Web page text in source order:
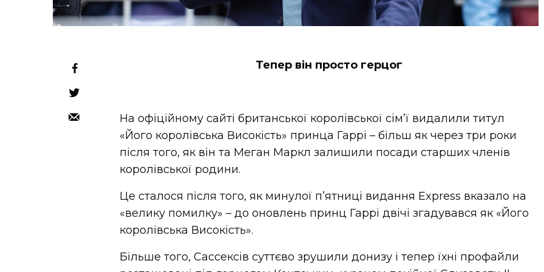
Тепер він просто герцог
На офіційному сайті британської королівської сім’ї видалили титул
«Його королівська Високість» принца Гаррі – більш як через три роки
після того, як він та Меган Маркл залишили посади старших членів
королівської родини.
Це сталося після того, як минулої п’ятниці видання Express вказало на
«велику помилку» – до оновлень принц Гаррі двічі згадувався як «Його
королівська Високість».
Більше того, Сассексів суттєво зрушили донизу і тепер їхні профайли